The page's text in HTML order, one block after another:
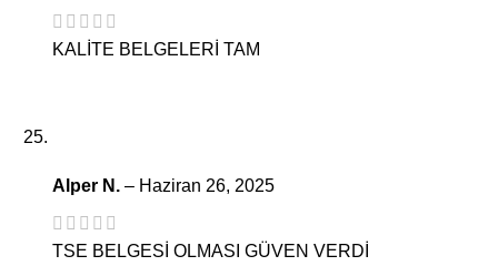
KALİTE BELGELERİ TAM
Alper N. – Haziran 26, 2025
TSE BELGESİ OLMASI GÜVEN VERDİ